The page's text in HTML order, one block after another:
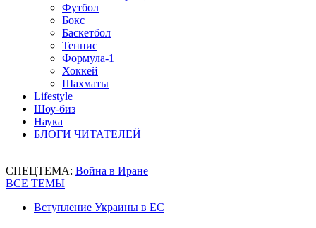
Футбол
Бокс
Баскетбол
Теннис
Формула-1
Хоккей
Шахматы
Lifestyle
Шоу-биз
Наука
БЛОГИ ЧИТАТЕЛЕЙ
СПЕЦТЕМА: Война в Иране
ВСЕ ТЕМЫ
Вступление Украины в ЕС